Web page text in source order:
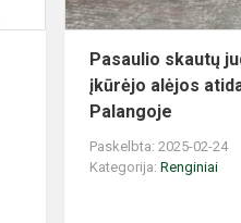
Pasaulio skautų
įkūrėjo alėjos
Palangoje
Paskelbta: 2025-02-24
Kategorija:Renginiai